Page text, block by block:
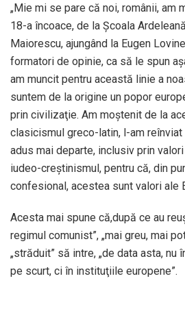
„Mie mi se pare că noi, românii, am
18-a încoace, de la Şcoala
Maiorescu, ajungând la Eugen
formatori de opinie, ca să le spun
am muncit pentru această linie a
suntem de la origine un popor
prin civilizaţie. Am moştenit de la
clasicismul greco-latin, l-am reînviat
adus mai departe, inclusiv prin
iudeo-creştinismul, pentru că, din
confesional, acestea sunt valori ale
Acesta mai spune că,după ce au
regimul comunist”, „mai greu, mai
„străduit” să intre, „de data asta, nu
pe scurt, ci în instituţiile europene”.